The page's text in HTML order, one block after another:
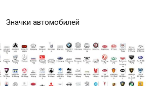
Значки автомобилей